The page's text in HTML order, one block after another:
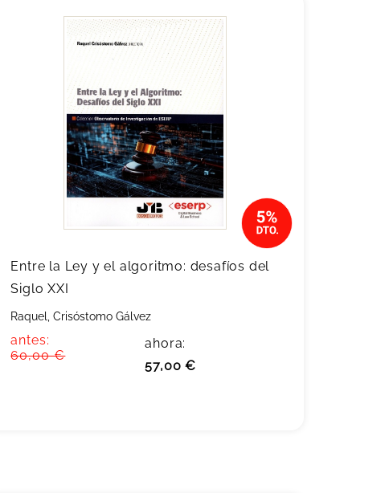
Entre la Ley y el algoritmo: desafíos del
Siglo XXI
Raquel, Crisóstomo Gálvez
antes:
60,00 €
ahora:
57,00 €